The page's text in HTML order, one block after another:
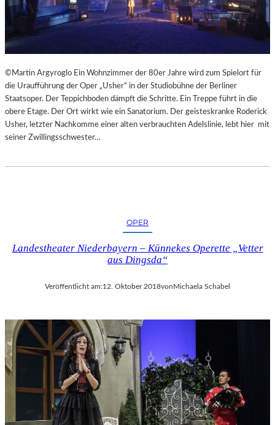
©Martin Argyroglo Ein Wohnzimmer der 80er Jahre wird zum Spielort für
die Uraufführung der Oper „Usher“ in der Studiobühne der Berliner
Staatsoper. Der Teppichboden dämpft die Schritte. Ein Treppe führt in die
obere Etage. Der Ort wirkt wie ein Sanatorium. Der geisteskranke Roderick
Usher, letzter Nachkomme einer alten verbrauchten Adelslinie, lebt hier mit
seiner Zwillingsschwester…
OPER
Landestheater Niederbayern – Künnekes Operette „Vetter
aus Dingsda“
Veröffentlicht am:12. Oktober 2018vonMichaela Schabel